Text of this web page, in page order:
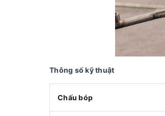
Thông số kỹ thuật
Chấu bóp